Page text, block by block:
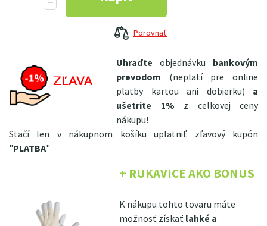
Uhraďte objednávku bankovým
prevodom (neplatí pre online
platby kartou ani dobierku) a
ušetrite 1% z celkovej ceny
nákupu!
Stačí len v nákupnom košíku uplatniť zľavový kupón
"PLATBA"
+ RUKAVICE AKO BONUS
K nákupu tohto tovaru máte
možnosť získaťľahké a
Porovnať